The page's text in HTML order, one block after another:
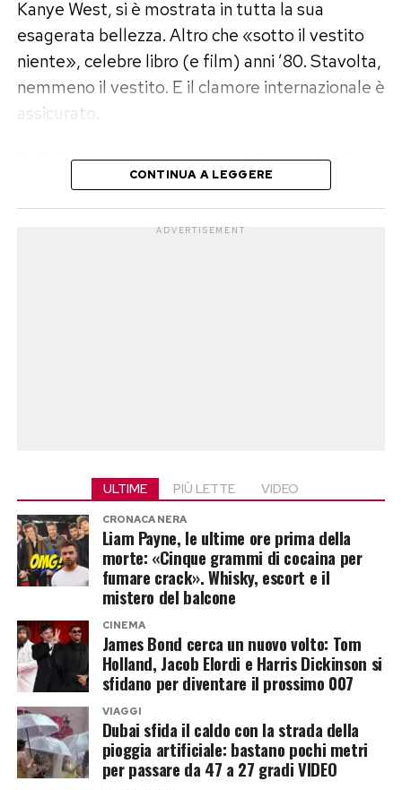
Post Views:
Kanye West, si è mostrata in tutta la sua
esagerata bellezza. Altro che «sotto il vestito
niente», celebre libro (e film) anni ’80. Stavolta,
nemmeno il vestito. E il clamore internazionale è
assicurato.
Esibizionismo dettato dal marketing
o disordine mentale?
Non è la prima volta che le trovate di marketing
Punto di non ritorno
Fino a che punta ci si può spingere per far
parlare di sé? D’accordo che si tratta di
spettacolo ma questa volta siamo arrivati al
polemiche e dibattiti che durano per giorni, sui
giornali e sui social. Obiettivo raggiunto.
D’altronde, lei faccia ciò che vuole. Prima o poi
doveva succedere. Se non altro, da oggi in poi,
almeno sul tema nude look non si potrà fare di
peggio. Forse.
CONTINUA A LEGGERE
ADVERTISEMENT
ULTIME PIÙ LETTE VIDEO
CRONACA NERA
Liam Payne, le ultime ore prima della
morte: «Cinque grammi di cocaina per
fumare crack». Whisky, escort e il
mistero del balcone
CINEMA
James Bond cerca un nuovo volto: Tom
Holland, Jacob Elordi e Harris Dickinson si
sfidano per diventare il prossimo 007
VIAGGI
Dubai sfida il caldo con la strada della
pioggia artificiale: bastano pochi metri
per passare da 47 a 27 gradi VIDEO